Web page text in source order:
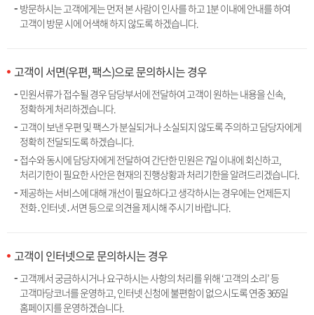
방문하시는 고객에게는 먼저 본 사람이 인사를 하고 1분 이내에 안내를 하여
고객이 방문 시에 어색해 하지 않도록 하겠습니다.
고객이 서면(우편, 팩스)으로 문의하시는 경우
민원서류가 접수될 경우 담당부서에 전달하여 고객이 원하는 내용을 신속,
정확하게 처리하겠습니다.
고객이 보낸 우편 및 팩스가 분실되거나 소실되지 않도록 주의하고 담당자에게
정확히 전달되도록 하겠습니다.
접수와 동시에 담당자에게 전달하여 간단한 민원은 7일 이내에 회신하고,
처리기한이 필요한 사안은 현재의 진행상황과 처리기한을 알려드리겠습니다.
제공하는 서비스에 대해 개선이 필요하다고 생각하시는 경우에는 언제든지
전화․인터넷․서면 등으로 의견을 제시해 주시기 바랍니다.
고객이 인터넷으로 문의하시는 경우
고객께서 궁금하시거나 요구하시는 사항의 처리를 위해 ‘고객의 소리’ 등
고객마당코너를 운영하고, 인터넷 신청에 불편함이 없으시도록 연중 365일
홈페이지를 운영하겠습니다.